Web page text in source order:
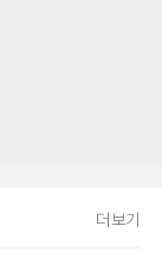
더보기